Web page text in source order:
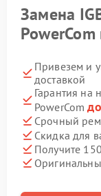
Замена
Привезем и
доставкой
Гарантия на
PowerCom
Срочный
Скидка для
Получите